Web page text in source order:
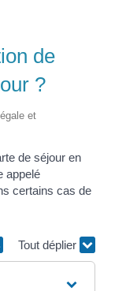
de
?
et
de séjour en
appelé
certains cas de
Tout déplier